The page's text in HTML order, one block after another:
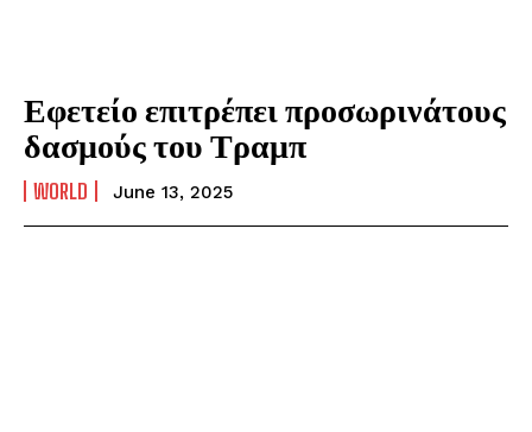
Εφετείο επιτρέπει προσωρινάτους
δασμούς του Τραμπ
WORLD June 13, 2025